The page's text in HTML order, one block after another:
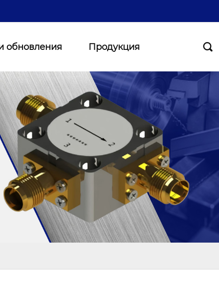
обновления Продукция 